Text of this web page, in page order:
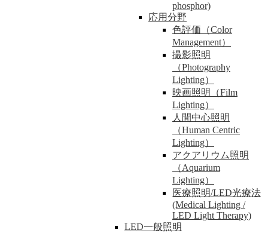
phosphor)
応用分野
色評価（Color
Management）
撮影照明
（Photography
Lighting）
映画照明（Film
Lighting）
人間中心照明
（Human Centric
Lighting）
アクアリウム照明
（Aquarium
Lighting）
医療照明/LED光療法
(Medical Lighting /
LED Light Therapy)
LED一般照明